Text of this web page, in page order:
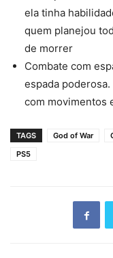
ela tinha
quem planejou
de morrer
Combate com
espada
com movimentos
TAGS God of War
PS5